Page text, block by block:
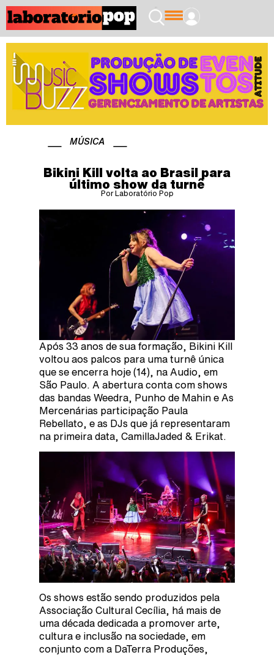
MÚSICA
Bikini Kill volta ao Brasil para
último show da turnê
Por Laboratório Pop
Após 33 anos de sua formação, Bikini Kill
voltou aos palcos para uma turnê única
que se encerra hoje (14), na Audio, em
São Paulo. A abertura conta com shows
das bandas Weedra, Punho de Mahin e As
Mercenárias participação Paula
Rebellato, e as DJs que já representaram
na primeira data, CamillaJaded & Erikat.
Os shows estão sendo produzidos pela
Associação Cultural Cecília, há mais de
uma década dedicada a promover arte,
cultura e inclusão na sociedade, em
conjunto com a DaTerra Produções,